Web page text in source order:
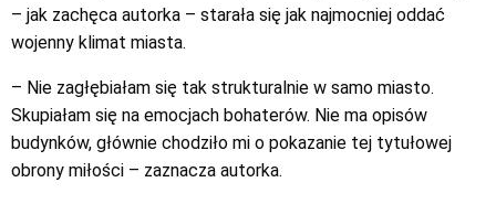
– jak zachęca autorka – starała się jak najmocniej oddać
wojenny klimat miasta.
– Nie zagłębiałam się tak strukturalnie w samo miasto.
Skupiałam się na emocjach bohaterów. Nie ma opisów
budynków, głównie chodziło mi o pokazanie tej tytułowej
obrony miłości – zaznacza autorka.